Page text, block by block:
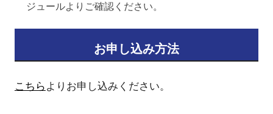
ジュールよりご確認ください。
お申し込み方法
こちら よりお申し込みください。